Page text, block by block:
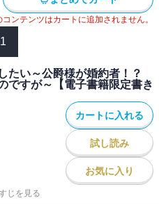
て『侍女のシャーリー』だと、
の運命が動き始める――呪われ
ファンタジー!!
回の物語は呪いに王女に魔法植
び上がって喜びました。めち
わくわくしながら読んでいただ
ていただきました！ 元の姿に
ンテンツはカートに追加されません。
1
たい～公爵様が婚約者！？
ですが～【電子書籍限定書き
カートに入れる
試し読み
お気に入り
じを見る